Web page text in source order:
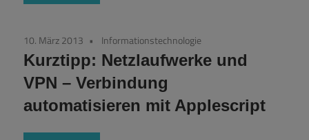
10. März 2013 Informationstechnologie
Kurztipp: Netzlaufwerke und
VPN – Verbindung
automatisieren mit Applescript